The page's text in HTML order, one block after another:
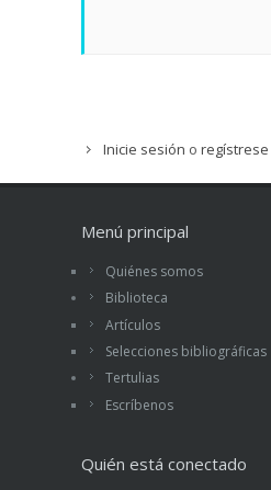
Inicie sesión o regístrese
Menú principal
Quiénes somos
Biblioteca
Artículos
Selecciones bibliográficas
Tertulias
Escríbenos
Quién está conectado